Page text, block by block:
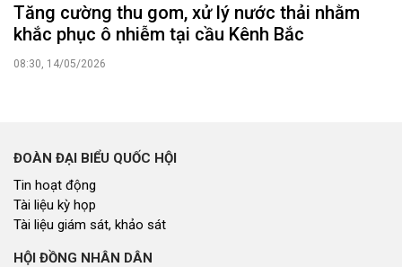
Tăng cường thu gom, xử lý nước thải nhằm
khắc phục ô nhiễm tại cầu Kênh Bắc
08:30, 14/05/2026
ĐOÀN ĐẠI BIỂU QUỐC HỘI
Tin hoạt động
Tài liệu kỳ họp
Tài liệu giám sát, khảo sát
HỘI ĐỒNG NHÂN DÂN